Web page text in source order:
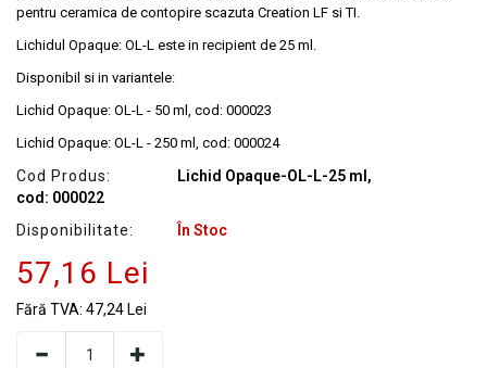
pentru ceramica de contopire scazuta Creation LF si TI.
Lichidul Opaque: OL-L este in recipient de 25 ml.
Disponibil si in variantele:
Lichid Opaque: OL-L - 50 ml, cod: 000023
Lichid Opaque: OL-L - 250 ml, cod: 000024
Cod Produs:
Lichid Opaque-OL-L-25 ml,
cod: 000022
Disponibilitate:
În Stoc
57,16 Lei
Fără TVA: 47,24 Lei